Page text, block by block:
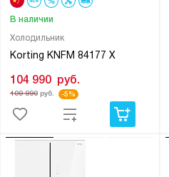
Холодильник
Korting KNFM 84177 X
В наличии
104 990 руб.
109 990руб. -5%